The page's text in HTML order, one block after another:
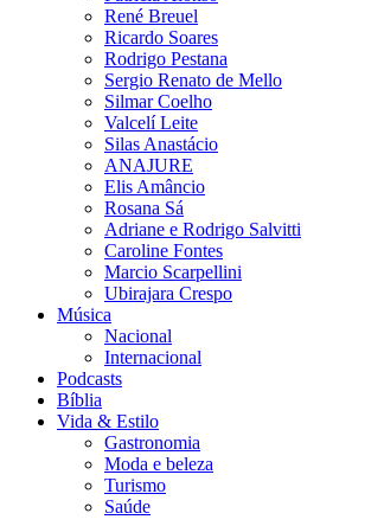
René Breuel
Ricardo Soares
Rodrigo Pestana
Sergio Renato de Mello
Silmar Coelho
Valcelí Leite
Silas Anastácio
ANAJURE
Elis Amâncio
Rosana Sá
Adriane e Rodrigo Salvitti
Caroline Fontes
Marcio Scarpellini
Ubirajara Crespo
Música
Nacional
Internacional
Podcasts
Bíblia
Vida & Estilo
Gastronomia
Moda e beleza
Turismo
Saúde